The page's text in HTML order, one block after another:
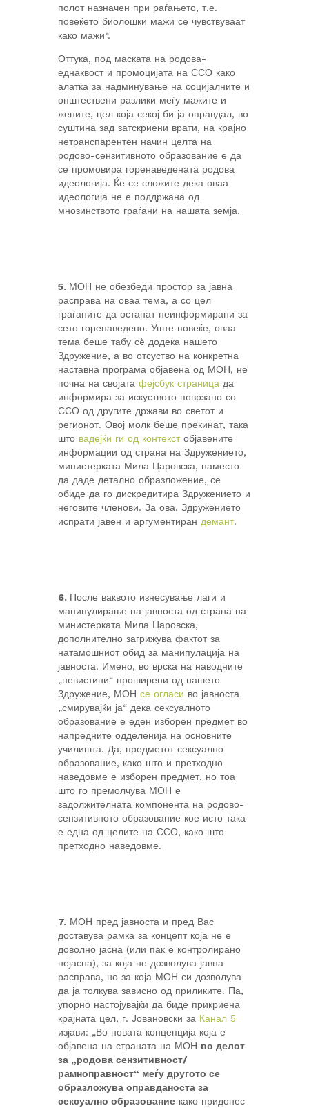
полот назначен при раѓањето, т.е.
повеќето биолошки мажи се чувствуваат
како мажи“.
Оттука, под маската на родова-
еднаквост и промоцијата на ССО како
алатка за надминување на социјалните и
општествени разлики меѓу мажите и
жените, цел која секој би ја оправдал, во
суштина зад затскриени врати, на крајно
нетранспарентен начин целта на
родово-сензитивното образование е да
се промовира горенаведената родова
идеологија. Ќе се сложите дека оваа
идеологија не е поддржана од
мнозинството граѓани на нашата земја.
5. МОН не обезбеди простор за јавна
расправа на оваа тема, а со цел
граѓаните да останат неинформирани за
сето горенаведено. Уште повеќе, оваа
тема беше табу сè додека нашето
Здружение, а во отсуство на конкретна
наставна програма објавена од МОН, не
почна на својата фејсбук страница да
информира за искуството поврзано со
ССО од другите држави во светот и
регионот. Овој молк беше прекинат, така
што вадејќи ги од контекстобјавените
информации од страна на Здружението,
министерката Мила Царовска, наместо
да даде детално образложение, се
обиде да го дискредитира Здружението и
неговите членови. За ова, Здружението
испрати јавен и аргументиран демант.
6. После ваквото изнесување лаги и
манипулирање на јавноста од страна на
министерката Мила Царовска,
дополнително загрижува фактот за
натамошниот обид за манипулација на
јавноста. Имено, во врска на наводните
„невистини“ проширени од нашето
Здружение, МОН се огласи во јавноста
„смирувајќи ја“ дека сексуалното
образование е еден изборен предмет во
напредните одделенија на основните
училишта. Да, предметот сексуално
образование, како што и претходно
наведовме е изборен предмет, но тоа
што го премолчува МОН е
задолжителната компонента на родово-
сензитивното образование кое исто така
е една од целите на ССО, како што
претходно наведовме.
7. МОН пред јавноста и пред Вас
доставува рамка за концепт која не е
доволно јасна (или пак е контролирано
нејасна), за која не дозволува јавна
расправа, но за која МОН си дозволува
да ја толкува зависно од приликите. Па,
упорно настојувајќи да биде прикриена
крајната цел, г. Јовановски за Канал 5
изјави: „Во новата концепција која е
објавена на страната на МОН во делот
за „родова сензитивност/
рамноправност“ меѓу другото се
образложува оправданоста за
сексуално образование како придонес